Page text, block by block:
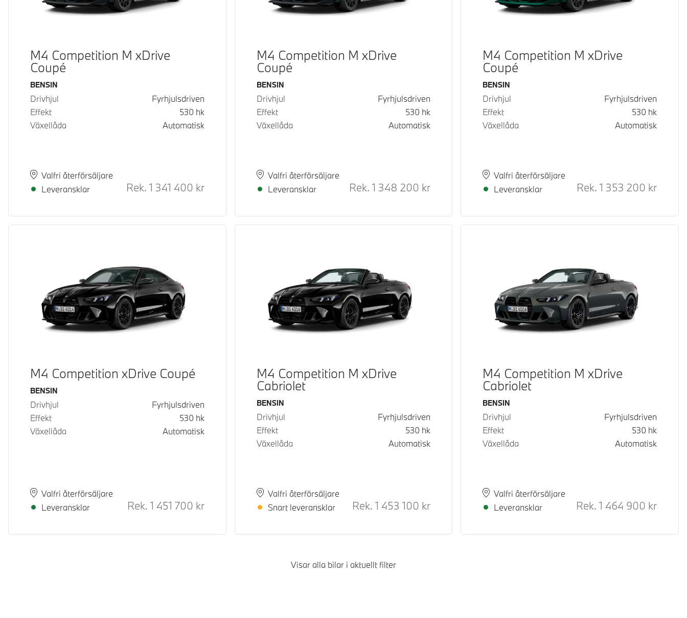
M4 Competition M xDrive
Coupé
Bränsle
BENSIN
Drivhjul
Fyrhjulsdriven
Effekt
530 hk
Växellåda
Automatisk
PlatsValfri återförsäljare
Leveranstid
Leveransklar
Rek. ord pris
Rek. 1 341 400 kr
M4 Competition M xDrive
Coupé
Bränsle
BENSIN
Drivhjul
Fyrhjulsdriven
Effekt
530 hk
Växellåda
Automatisk
PlatsValfri återförsäljare
Leveranstid
Leveransklar
Rek. ord pris
Rek.1 348 200 kr
M4 Competition M xDrive
Coupé
Bränsle
BENSIN
Drivhjul
Fyrhjulsdriven
Effekt
530 hk
Växellåda
Automatisk
PlatsValfri återförsäljare
Leveranstid
Leveransklar
Rek.
Rek. 1 353 200 kr
M4 Competition xDrive Coupé
Bränsle
BENSIN
Drivhjul
Fyrhjulsdriven
Effekt
530 hk
Växellåda
Automatisk
PlatsValfri återförsäljare
Leveranstid
Leveransklar
Rek. ord pris
Rek. 1 451 700 kr
M4 Competition M xDrive
Cabriolet
Bränsle
BENSIN
Drivhjul
Fyrhjulsdriven
Effekt
530 hk
Växellåda
Automatisk
PlatsValfri återförsäljare
Leveranstid
Snart leveransklar
Rek. ord pris
Rek.1 453 100 kr
M4 Competition M xDrive
Cabriolet
Bränsle
BENSIN
Drivhjul
Fyrhjulsdriven
Effekt
530 hk
Växellåda
Automatisk
PlatsValfri återförsäljare
Leveranstid
Leveransklar
Rek.
Rek. 1 464 900 kr
Visar alla bilar i aktuellt filter